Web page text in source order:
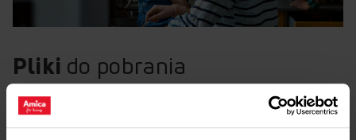
Pliki do pobrania
Etykieta energetyczna